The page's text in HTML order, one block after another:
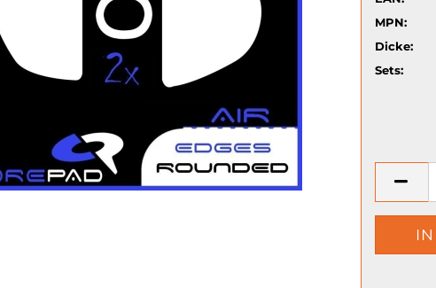
MPN:
Dicke:
Sets: